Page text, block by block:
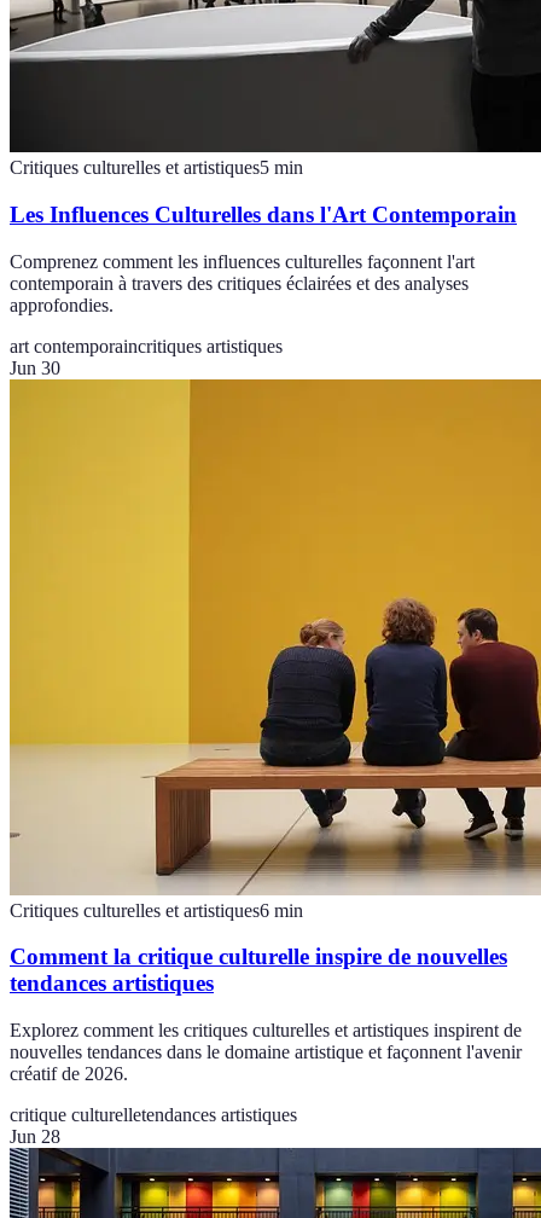
Critiques culturelles et artistiques5 min
Les Influences Culturelles dans l'Art Contemporain
Comprenez comment les influences culturelles façonnent l'art
contemporain à travers des critiques éclairées et des analyses
approfondies.
art contemporaincritiques artistiques
Jun 30
Critiques culturelles et artistiques6 min
Comment la critique culturelle inspire de nouvelles
tendances artistiques
Explorez comment les critiques culturelles et artistiques inspirent de
nouvelles tendances dans le domaine artistique et façonnent l'avenir
créatif de 2026.
critique culturelletendances artistiques
Jun 28